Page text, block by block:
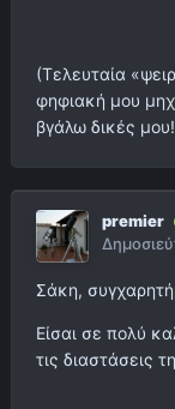
(Τελευταία
φηφιακή μου
βγάλω δικές
premier
Σάκη,
Είσαι σε πολύ
τις διαστάσεις